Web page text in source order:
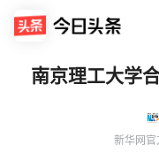
南京理工大学
新华网官